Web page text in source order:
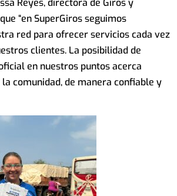
Reyes, directora de Giros y
“en SuperGiros seguimos
red para ofrecer servicios cada vez
clientes. La posibilidad de
en nuestros puntos acerca
comunidad, de manera confiable y